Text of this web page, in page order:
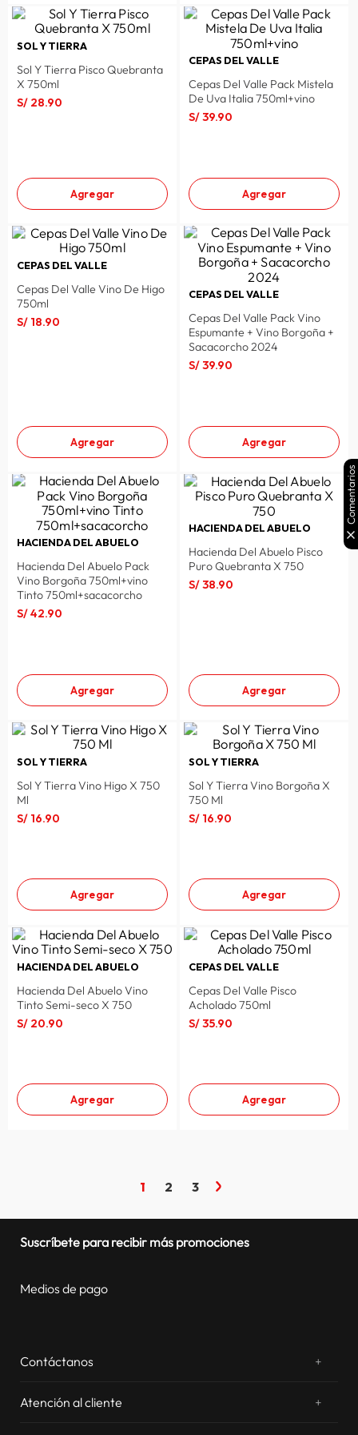
SOL Y TIERRA
Sol Y Tierra Pisco Quebranta
X 750ml
S/ 28.90
Agregar
CEPAS DEL VALLE
Cepas Del Valle Pack Mistela
De Uva Italia 750ml+vino
S/39.90
Agregar
CEPAS DEL VALLE
Cepas Del Valle Vino De Higo
750ml
S/ 18.90
Agregar
CEPAS DEL VALLE
Cepas Del Valle Pack Vino
Espumante + Vino Borgoña +
Sacacorcho 2024
S/39.90
Agregar
HACIENDA DEL ABUELO
Hacienda Del Abuelo Pack
Vino Borgoña 750ml+vino
Tinto 750ml+sacacorcho
S/42.90
Agregar
HACIENDA DEL ABUELO
Hacienda Del Abuelo Pisco
Puro Quebranta X 750
S/38.90
Agregar
SOL Y TIERRA
Sol Y Tierra Vino Higo X 750
Ml
S/ 16.90
Agregar
SOL Y TIERRA
Sol Y Tierra Vino Borgoña X
750 Ml
S/ 16.90
Agregar
HACIENDA DEL ABUELO
Hacienda Del Abuelo Vino
Tinto Semi-seco X 750
S/ 20.90
Agregar
CEPAS DEL VALLE
Cepas Del Valle Pisco
Acholado 750ml
S/35.90
Agregar
1 2 3
Suscríbete para recibir más promociones
Medios de pago
Contáctanos +
Atención al cliente
+
Comentarios